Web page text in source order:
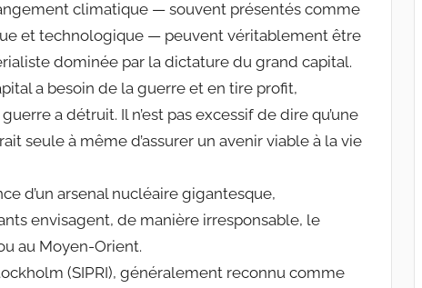
climatique — souvent présentés comme
et technologique — peuvent véritablement être
dominée par la dictature du grand capital.
a besoin de la guerre et en tire profit,
a détruit. Il n’est pas excessif de dire qu’une
seule à même d’assurer un avenir viable à la vie
d’un arsenal nucléaire gigantesque,
envisagent, de manière irresponsable, le
au Moyen-Orient.
(SIPRI), généralement reconnu comme